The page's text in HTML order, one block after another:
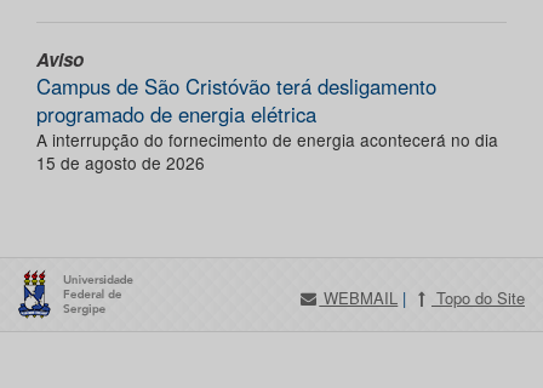
Aviso
Campus de São Cristóvão terá desligamento
programado de energia elétrica
A interrupção do fornecimento de energia acontecerá no dia
15 de agosto de 2026
WEBMAIL | Topo do Site